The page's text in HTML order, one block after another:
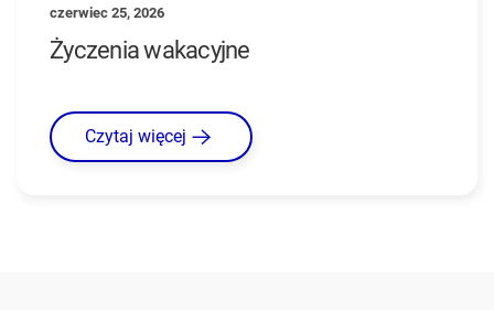
czerwiec 25, 2026
Życzenia wakacyjne
Czytaj więcej